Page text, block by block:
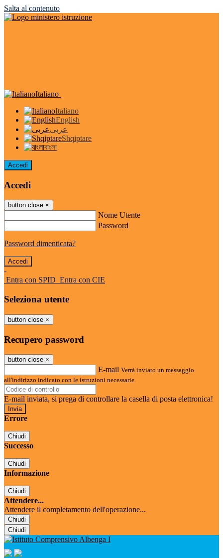
Salta al contenuto
Italiano
Italiano
English
عربى
Shqiptare
বাংলা
Accedi
Accedi
button close ×
Nome Utente
Password
Password dimenticata?
-
Entra con SPID Entra con CIE
Seleziona utente
button close ×
Recupero password
button close ×
E-mail Verrà inviato un messaggio
all'indirizzo indicato con le istruzioni necessarie.
E-mail inviata, si prega di controllare la casella di posta elettronica!
Errore
Chiudi
Successo
Chiudi
Informazione
Chiudi
Attendere...
Attendere il completamento dell'operazione...
Chiudi
Chiudi